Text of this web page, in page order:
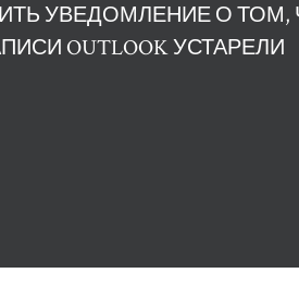
УВЕДОМЛЕНИЕ О
OUTLOOK УСТАРЕЛИ